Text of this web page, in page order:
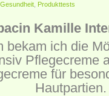
Gesundheit Produkttests
Kamille
bekam ich die
Pflegecreme
für
Hautpartien.